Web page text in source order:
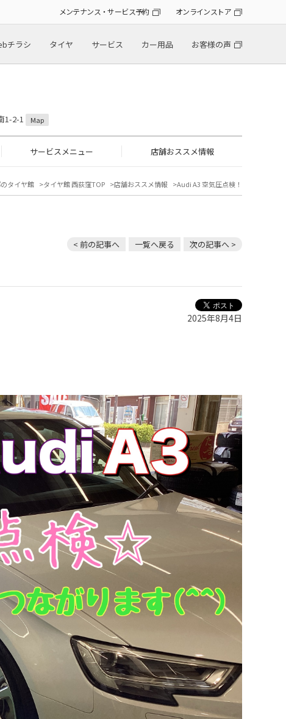
メンテナンス・サービス予約 オンラインストア
チラシ タイヤ サービス カー用品 お客様の声
1-2-1 Map
サービスメニュー 店舗おススメ情報
タイヤ館 タイヤ館 西荻窪TOP 店舗おススメ情報 Audi A3 空気圧点検！
< 前の記事へ 一覧へ戻る 次の記事へ >
2025年8月4日